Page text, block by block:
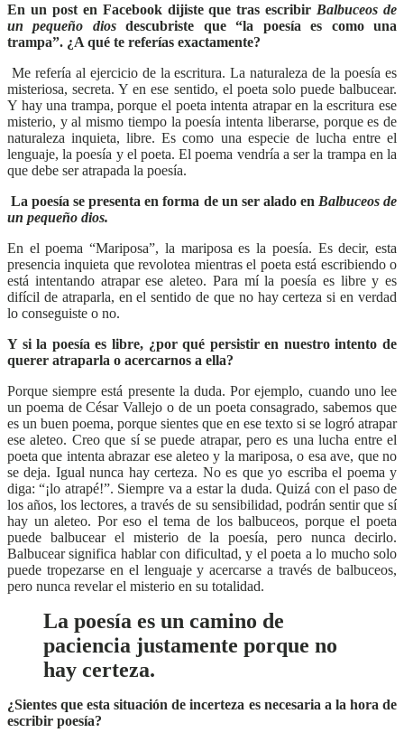
En un post en Facebook dijiste que tras escribir Balbuceos de
un pequeño diosdescubriste que “la poesía es como una
trampa”. ¿A qué te referías exactamente?
Me refería al ejercicio de la escritura. La naturaleza de la poesía es
misteriosa, secreta. Y en ese sentido, el poeta solo puede balbucear.
Y hay una trampa, porque el poeta intenta atrapar en la escritura ese
misterio, y al mismo tiempo la poesía intenta liberarse, porque es de
naturaleza inquieta, libre. Es como una especie de lucha entre el
lenguaje, la poesía y el poeta. El poema vendría a ser la trampa en la
que debe ser atrapada la poesía.
La poesía se presenta en forma de un ser alado en Balbuceos de
un pequeño dios.
En el poema “Mariposa”, la mariposa es la poesía. Es decir, esta
presencia inquieta que revolotea mientras el poeta está escribiendo o
está intentando atrapar ese aleteo. Para mí la poesía es libre y es
difícil de atraparla, en el sentido de que no hay certeza si en verdad
lo conseguiste o no.
Y si la poesía es libre, ¿por qué persistir en nuestro intento de
querer atraparla o acercarnos a ella?
Porque siempre está presente la duda. Por ejemplo, cuando uno lee
un poema de César Vallejo o de un poeta consagrado, sabemos que
es un buen poema, porque sientes que en ese texto si se logró atrapar
ese aleteo. Creo que sí se puede atrapar, pero es una lucha entre el
poeta que intenta abrazar ese aleteo y la mariposa, o esa ave, que no
se deja. Igual nunca hay certeza. No es que yo escriba el poema y
diga: “¡lo atrapé!”. Siempre va a estar la duda. Quizá con el paso de
los años, los lectores, a través de su sensibilidad, podrán sentir que sí
hay un aleteo. Por eso el tema de los balbuceos, porque el poeta
puede balbucear el misterio de la poesía, pero nunca decirlo.
Balbucear significa hablar con dificultad, y el poeta a lo mucho solo
puede tropezarse en el lenguaje y acercarse a través de balbuceos,
pero nunca revelar el misterio en su totalidad.
La poesía es un camino de
paciencia justamente porque no
hay certeza.
¿Sientes que esta situación de incerteza es necesaria a la hora de
escribir poesía?